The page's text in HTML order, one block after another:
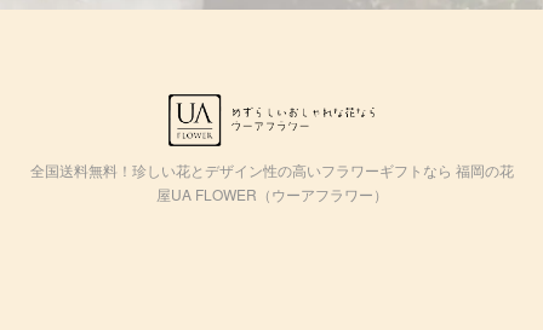
全国送料無料！珍しい花とデザイン性の高いフラワーギフトなら 福岡の花
屋UA FLOWER（ウーアフラワー）